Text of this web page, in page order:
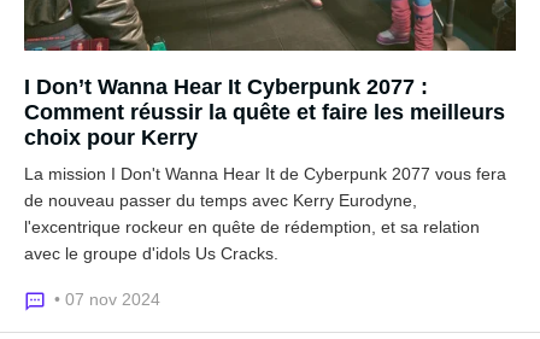
I Don’t Wanna Hear It Cyberpunk 2077 :
Comment réussir la quête et faire les meilleurs
choix pour Kerry
La mission I Don't Wanna Hear It de Cyberpunk 2077 vous fera
de nouveau passer du temps avec Kerry Eurodyne,
l'excentrique rockeur en quête de rédemption, et sa relation
avec le groupe d'idols Us Cracks.
• 07 nov 2024